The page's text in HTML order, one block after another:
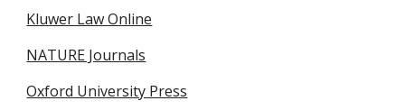
Kluwer Law Online
NATURE Journals
Oxford University Press